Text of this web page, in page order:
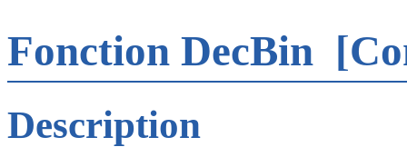
Fonction DecBin
Description